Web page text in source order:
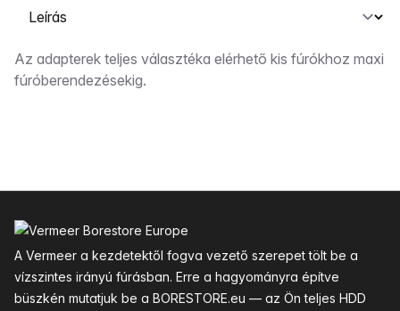
Válasszon ki egy lapot
Leírás
Az adapterek teljes választéka elérhető kis fúrókhoz maxi
fúróberendezésekig.
A Vermeer a kezdetektől fogva vezető szerepet tölt be a
vízszintes irányú fúrásban. Erre a hagyományra építve
büszkén mutatjuk be a BORESTORE.eu — az Ön teljes HDD